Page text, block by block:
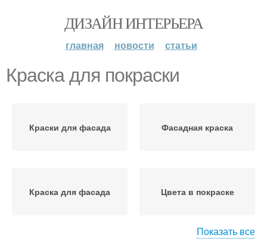
ДИЗАЙН ИНТЕРЬЕРА
главная новости статьи
Краска для покраски
Краски для фасада Фасадная краска
Краска для фасада Цвета в покраске
Показать все